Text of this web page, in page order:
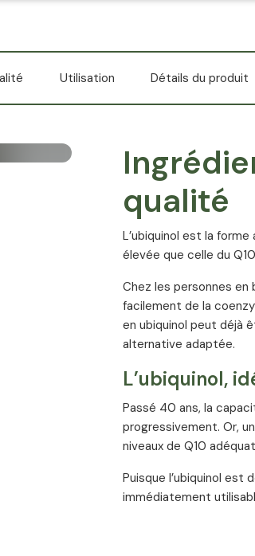
Utilisation Détails du produit
qualité
L’ubiquinol est la
élevée que celle du
Chez les personnes en
facilement de la
en ubiquinol peut déjà
alternative adaptée.
L’ubiquinol,
Passé 40 ans, la
progressivement. Or,
niveaux de Q10
Puisque l’ubiquinol est
immédiatement